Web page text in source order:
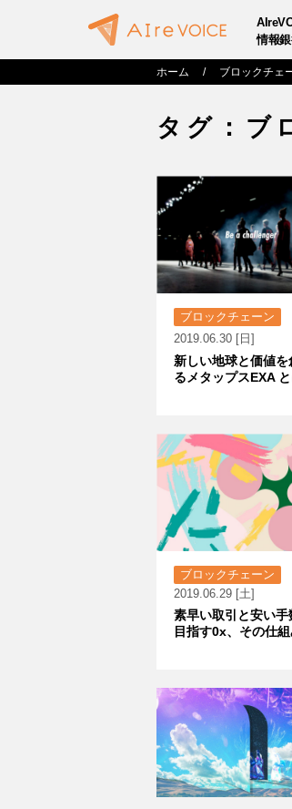
情報
ホーム ブロックチェ
タグ：ブ
ブロックチェーン
2019.06.30 [日]
新しい地球と価値を
るメタップスEXA
ブロックチェーン
2019.06.29 [土]
素早い取引と安い手
目指す0x、その仕組